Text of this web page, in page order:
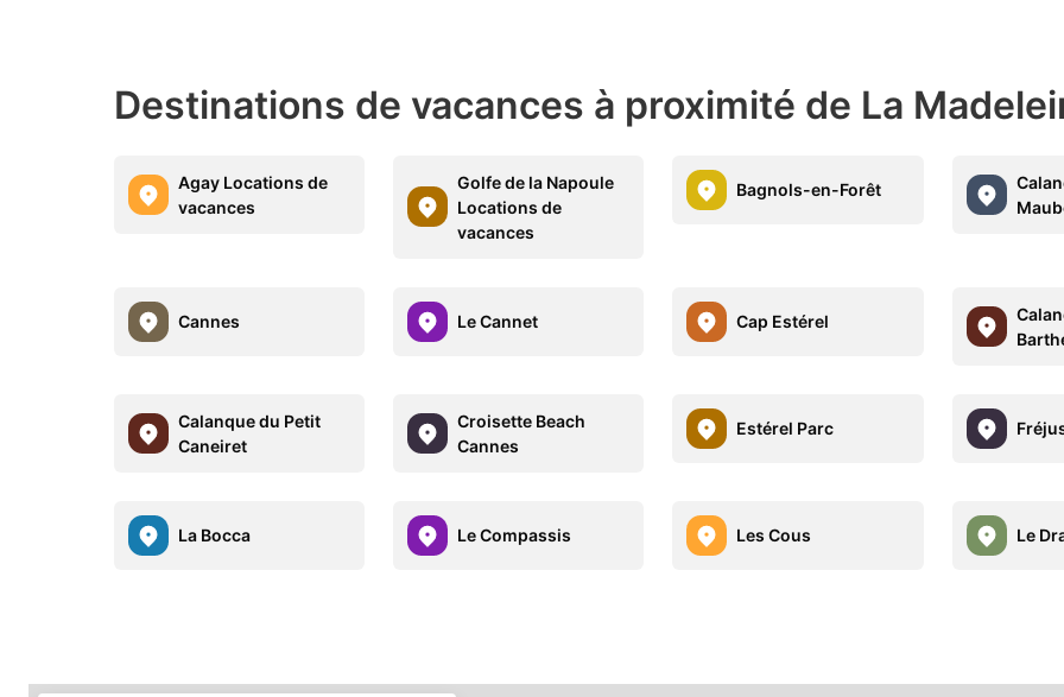
Destinations de vacances à proximité de La
Agay Locations de
vacances
Golfe de la Napoule
Locations de
vacances
Bagnols-en-Forêt
Cannes Le Cannet Cap Estérel
Calanque du Petit
Caneiret
Croisette Beach
Cannes
Estérel Parc
La Bocca Le Compassis Les Cous Le